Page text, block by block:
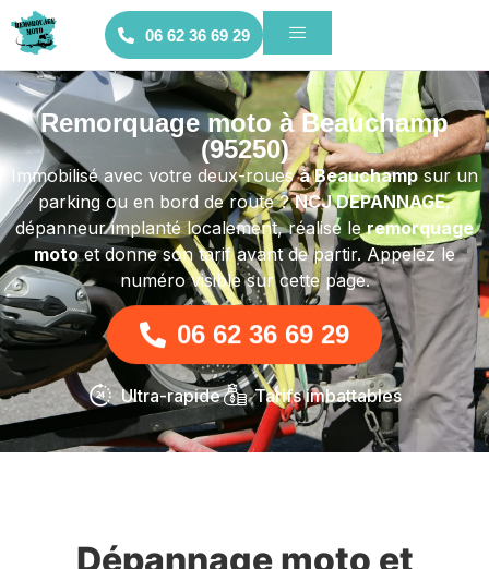
06 62 36 69 29
Remorquage moto à Beauchamp
(95250)
Immobilisé avec votre deux-rouesà Beauchampsur un
parking ou en bord de route ?NCJ DEPANNAGE,
dépanneur implanté localement, réalise leremorquage
motoet donne son tarif avant de partir. Appelez le
numéro visible sur cette page.
06 62 36 69 29
Ultra-rapide Tarifs imbattables
Dépannage moto et